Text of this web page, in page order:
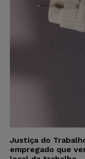
Justiça do
empregado que